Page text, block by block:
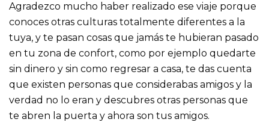
Agradezco mucho haber realizado ese viaje porque
conoces otras culturas totalmente diferentes a la
tuya, y te pasan cosas que jamás te hubieran pasado
en tu zona de confort, como por ejemplo quedarte
sin dinero y sin como regresar a casa, te das cuenta
que existen personas que considerabas amigos y la
verdad no lo eran y descubres otras personas que
te abren la puerta y ahora son tus amigos.